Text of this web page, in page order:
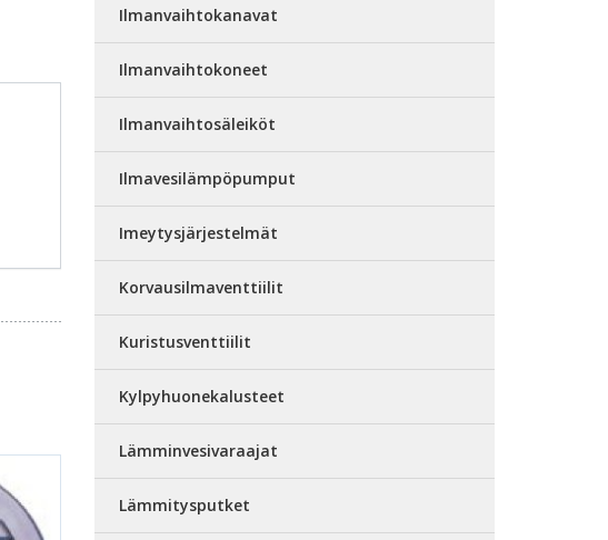
Ilmanvaihtokanavat
Ilmanvaihtokoneet
Ilmanvaihtosäleiköt
Ilmavesilämpöpumput
Imeytysjärjestelmät
Korvausilmaventtiilit
Kuristusventtiilit
Kylpyhuonekalusteet
Lämminvesivaraajat
Lämmitysputket